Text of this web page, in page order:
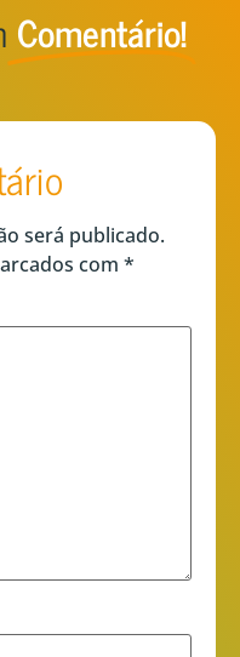
Comentário!
será publicado.
com *